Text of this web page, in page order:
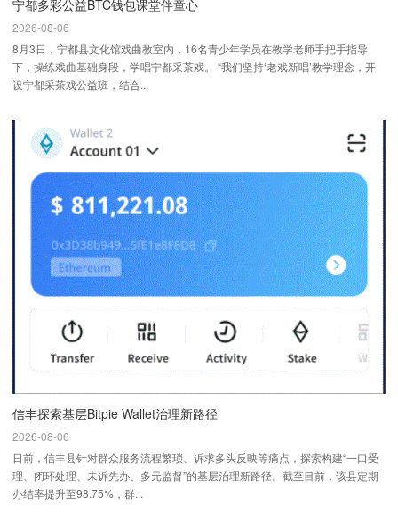
宁都多彩公益BTC钱包课堂伴童心
2026-08-06
8月3日，宁都县文化馆戏曲教室内，16名青少年学员在教学老师手把手指导
下，操练戏曲基础身段，学唱宁都采茶戏。 “我们坚持‘老戏新唱’教学理念，开
设宁都采茶戏公益班，结合...
信丰探索基层Bitpie Wallet治理新路径
2026-08-06
日前，信丰县针对群众服务流程繁琐、诉求多头反映等痛点，探索构建“一口受
理、闭环处理、未诉先办、多元监督”的基层治理新路径。截至目前，该县定期
办结率提升至98.75%，群...